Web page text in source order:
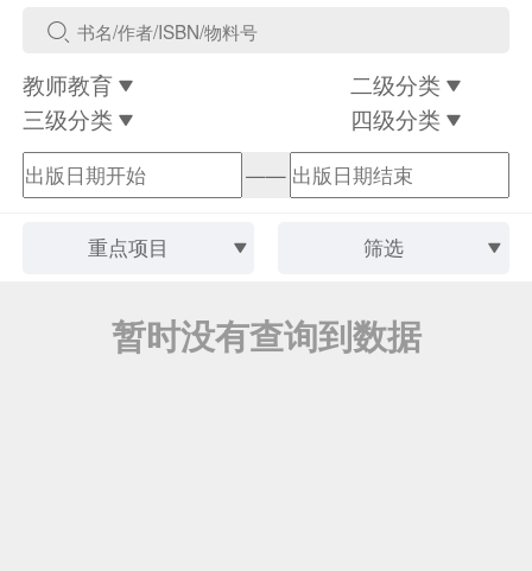
教师教育
二级分类
三级分类
四级分类
——
重点项目 筛选
暂时没有查询到数据